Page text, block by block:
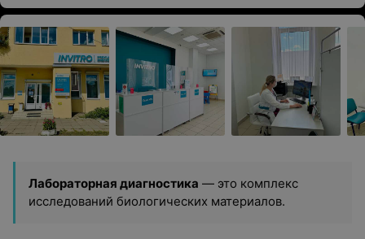
Лабораторная диагностика — это комплекс
исследований биологических материалов.